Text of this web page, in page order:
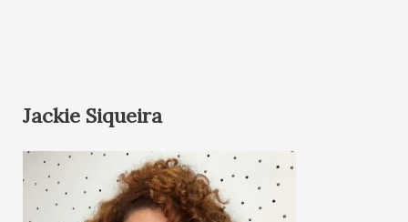
Jackie Siqueira